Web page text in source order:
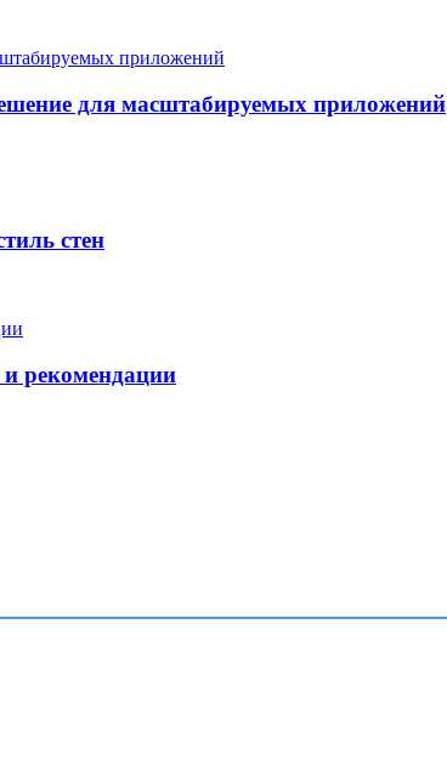
для масштабируемых приложений
стен
рекомендации